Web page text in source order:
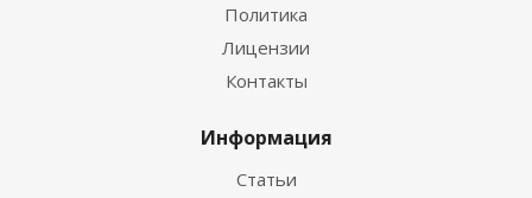
Политика
Лицензии
Контакты
Информация
Статьи